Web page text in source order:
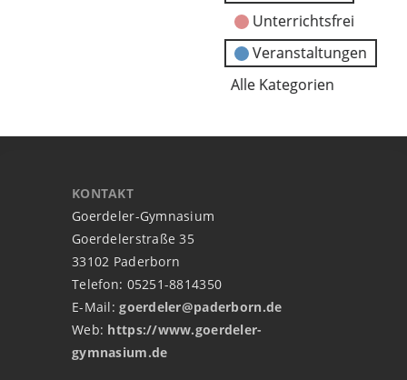
Unterrichtsfrei
Veranstaltungen
Alle Kategorien
KONTAKT
Goerdeler-Gymnasium
Goerdelerstraße 35
33102 Paderborn
Telefon: 05251-8814350
E-Mail:goerdeler@paderborn.de
Web: https://www.goerdeler-
gymnasium.de